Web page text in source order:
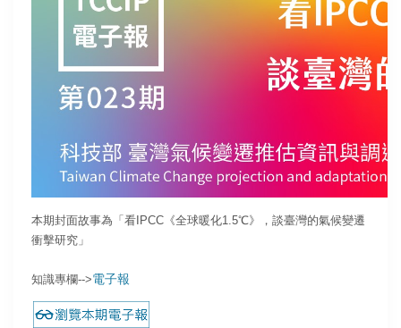
本期封面故事為「看IPCC《全球暖化1.5℃》，談臺灣的氣候變遷
衝擊研究」
知識專欄-->電子報